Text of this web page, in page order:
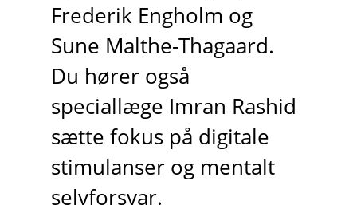
Frederik Engholm og
Sune Malthe-Thagaard.
Du hører også
speciallæge Imran Rashid
sætte fokus på digitale
stimulanser og mentalt
selvforsvar.